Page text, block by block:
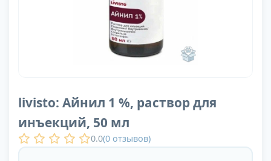
livisto: Айнил 1 %, раствор для
инъекций, 50 мл
0.0(0 отзывов)